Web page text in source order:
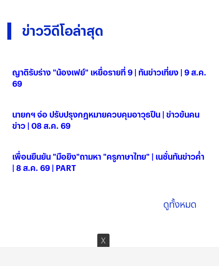
ข่าววิดีโอล่าสุด
ญาติรับร่าง "น้องเฟย์" เหยื่อรายที่ 9 | ทันข่าวเที่ยง | 9 ส.ค.
69
นายกฯ จ่อ ปรับปรุงกฎหมายควบคุมอาวุธปืน | ข่าวข้นคน
ข่าว | 08 ส.ค. 69
เพื่อนยืนยัน "มือยิง"ถามหา "ครูภาษาไทย" | เนชั่นทันข่าวค่ำ
| 8 ส.ค. 69 | PART
ดูทั้งหมด